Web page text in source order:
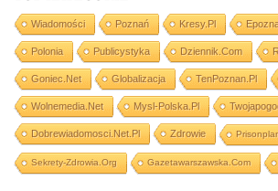
Wiadomości Poznań Kresy.pl
Polonia Publicystyka Dziennik.com
Goniec.net Globalizacja TenPoznan.pl
Wolnemedia.net Mysl-Polska.pl
Dobrewiadomosci.net.pl Zdrowie
Sekrety-Zdrowia.org Gazetawarszawska.com